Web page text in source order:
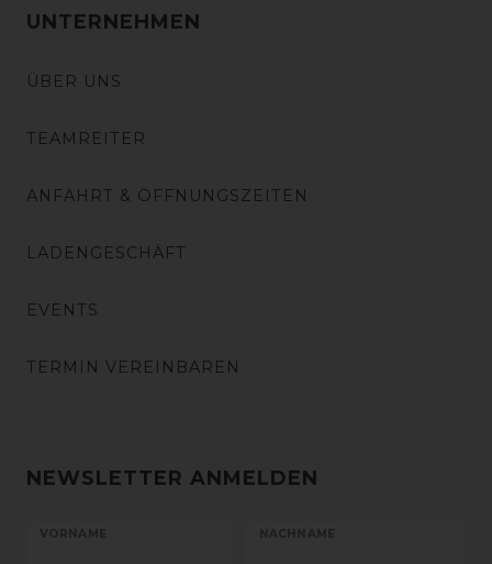
UNTERNEHMEN
ÜBER UNS
TEAMREITER
ANFAHRT & ÖFFNUNGSZEITEN
LADENGESCHÄFT
EVENTS
TERMIN VEREINBAREN
NEWSLETTER ANMELDEN
VORNAME NACHNAME